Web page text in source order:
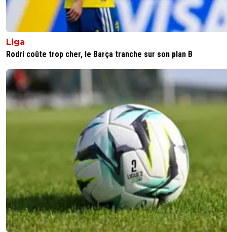
L’OM contre les clubs du Top 5 Européen en Ligue des
Champions depuis février 2012 c’est…
❌ 𝗗𝗘́𝗙𝗔𝗜𝗧𝗘 2-1 vs Real Madrid 🇪🇸
❌ 𝗗𝗘́𝗙𝗔𝗜𝗧𝗘 2-1 vs Tottenham 🏴󠁧󠁢󠁥󠁮󠁧󠁿
❌ 𝗗𝗘́𝗙𝗔𝗜𝗧𝗘 2-1 vs Francfort 🇩🇪
❌ 𝗗𝗘́𝗙𝗔𝗜𝗧𝗘 1-0 vs Francfort 🇩🇪
❌ 𝗗𝗘́𝗙𝗔𝗜𝗧𝗘 2-0 vs Tottenham 🏴󠁧󠁢󠁥󠁮󠁧󠁿
❌ 𝗗𝗘́𝗙𝗔𝗜𝗧𝗘 3-0 vs Man. City 🏴󠁧󠁢󠁥󠁮󠁧󠁿
❌ 𝗗𝗘́𝗙𝗔𝗜𝗧𝗘 3-0 vs Man. City 🏴󠁧󠁢󠁥󠁮󠁧󠁿
❌ 𝗗𝗘́𝗙𝗔𝗜𝗧𝗘 2-1 vs BVB 🇩🇪
❌ 𝗗𝗘́𝗙𝗔𝗜𝗧𝗘 2-0 vs Arsenal 🏴󠁧󠁢󠁥󠁮󠁧󠁿
❌ 𝗗𝗘́𝗙𝗔𝗜𝗧𝗘 3-2 vs Naples 🇮🇹
❌ 𝗗𝗘́𝗙𝗔𝗜𝗧𝗘 2-1 vs Naples 🇮🇹
❌ 𝗗𝗘́𝗙𝗔𝗜𝗧𝗘 3-0 vs BVB 🇩🇪
❌ 𝗗𝗘́𝗙𝗔𝗜𝗧𝗘 2-1 vs Arsenal 🏴󠁧󠁢󠁥󠁮󠁧󠁿
❌ 𝗗𝗘́𝗙𝗔𝗜𝗧𝗘 2-0 vs Bayern Munich 🇩🇪
❌ 𝗗𝗘́𝗙𝗔𝗜𝗧𝗘 2-0 vs Bayern Munich 🇩🇪
❌ 𝗗𝗘́𝗙𝗔𝗜𝗧𝗘 2-1 vs Inter Milan 🇮🇹
Liga
Rodri coûte trop cher, le Barça tranche sur son plan B